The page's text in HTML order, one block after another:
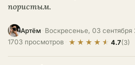
пористым.
Артём Воскресенье, 03
1703 просмотров
★ ★ ★ ★ ★ 4.7(3)